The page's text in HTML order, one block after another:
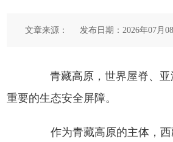
文章来源： 发布日期：2026年07月
青藏高原，世界屋脊、亚
重要的生态安全屏障。
作为青藏高原的主体，西